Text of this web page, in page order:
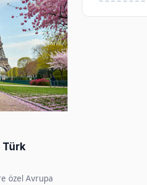
Türk
özel Avrupa